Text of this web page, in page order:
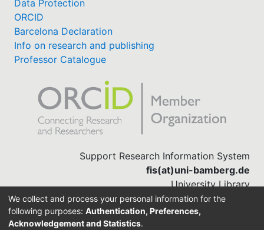
Data Protection
ORCID
Barcelona Declaration
Info on research and publishing
Professor Catalogue
Support Research Information System
fis(at)uni-bamberg.de
University Library
(0951) 863-1568
We collect and process your personal information for the
following purposes: Authentication, Preferences,
Acknowledgement and Statistics.